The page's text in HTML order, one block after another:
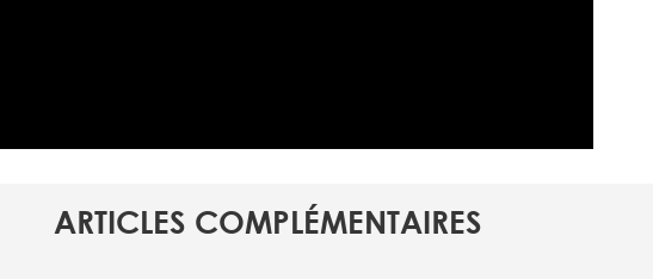
ARTICLES COMPLÉMENTAIRES